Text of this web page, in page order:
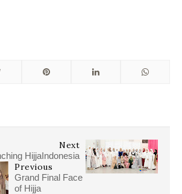
Next
HijjaIndonesia
Previous
Grand Final Face
of Hijja